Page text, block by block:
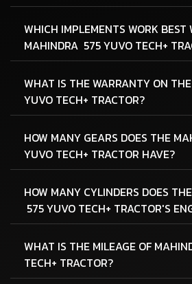
WHICH IMPLEMENTS WORK
MAHINDRA 575 YUVO TECH+
WHAT IS THE WARRANTY ON
YUVO TECH+ TRACTOR?
HOW MANY GEARS DOES THE
YUVO TECH+ TRACTOR HAVE?
HOW MANY CYLINDERS DOES
575 YUVO TECH+ TRACTOR'S
WHAT IS THE MILEAGE OF
TECH+ TRACTOR?